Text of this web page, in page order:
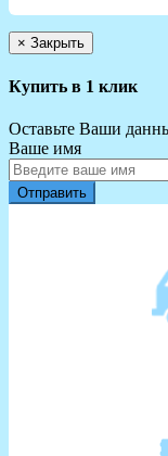
× Закрыть
Купить в 1 клик
Оставьте Ваши
Ваше имя
Отправить